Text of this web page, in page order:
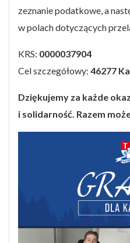
zeznanie podatkowe, a
w polach dotyczących
KRS: 0000037904
Cel szczegółowy: 46277
Dziękujemy za każde
i solidarność. Razem